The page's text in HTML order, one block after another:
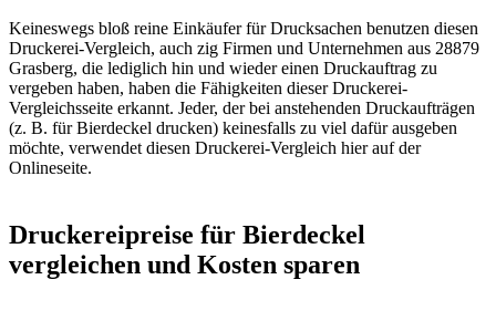
Keineswegs bloß reine Einkäufer für Drucksachen benutzen diesen
Druckerei-Vergleich, auch zig Firmen und Unternehmen aus 28879
Grasberg, die lediglich hin und wieder einen Druckauftrag zu
vergeben haben, haben die Fähigkeiten dieser Druckerei-
Vergleichsseite erkannt. Jeder, der bei anstehenden Druckaufträgen
(z. B. für Bierdeckel drucken) keinesfalls zu viel dafür ausgeben
möchte, verwendet diesen Druckerei-Vergleich hier auf der
Onlineseite.
Druckereipreise für Bierdeckel
vergleichen und Kosten sparen